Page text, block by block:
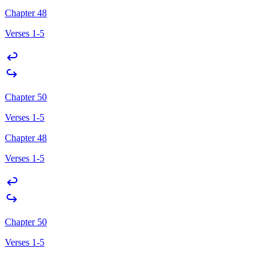
Chapter 48
Verses 1-5
Chapter 50
Verses 1-5
Chapter 48
Verses 1-5
Chapter 50
Verses 1-5